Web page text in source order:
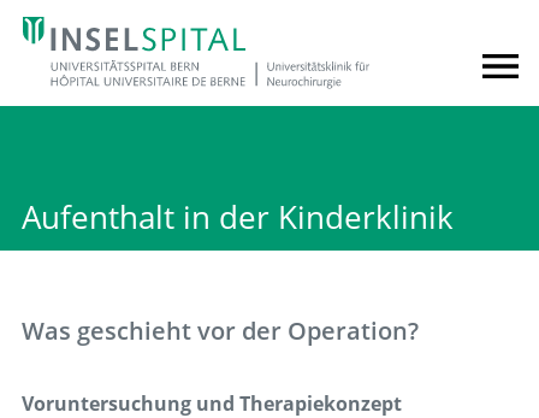
Aufenthalt in der Kinderklinik
Was geschieht vor der Operation?
Voruntersuchung und Therapiekonzept